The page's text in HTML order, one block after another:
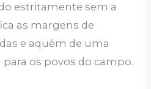
estritamente sem a
as margens de
e aquém de uma
os povos do campo.